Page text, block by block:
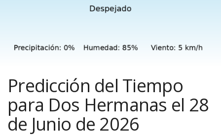
Predicción del Tiempo
para Dos Hermanas el 28
de Junio de 2026